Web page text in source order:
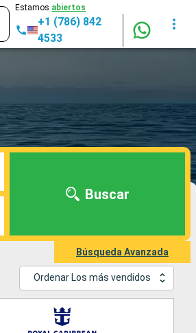
Estamos abiertos
+1 (786) 842
4533
Buscar
Búsqueda Avanzada
Ordenar Los más vendidos